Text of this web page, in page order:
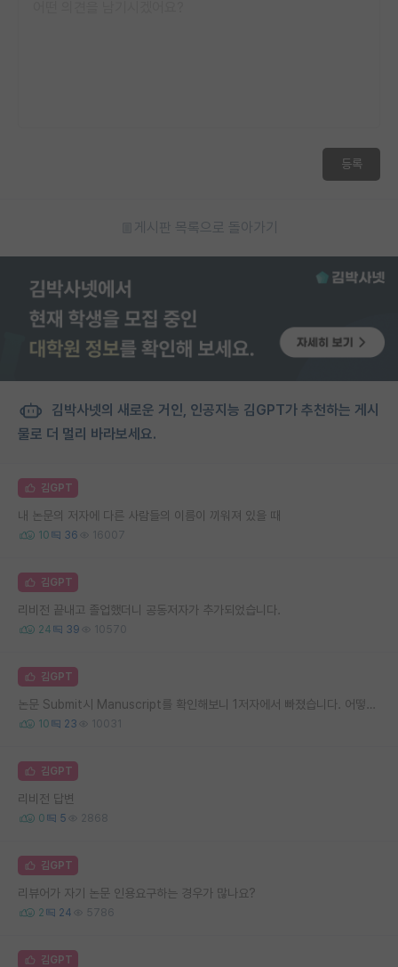
등록
게시판 목록으로 돌아가기
김박사넷의 새로운 거인, 인공지능 김GPT가 추천하는 게시
물로 더 멀리 바라보세요.
김GPT
내 논문의 저자에 다른 사람들의 이름이 끼워져 있을 때
10 36 16007
김GPT
리비전 끝내고 졸업했더니 공동저자가 추가되었습니다.
24 39 10570
김GPT
논문 Submit시 Manuscript를 확인해보니 1저자에서 빠졌습니다. 어떻게 해야 할까요?
10 23 10031
김GPT
리비전 답변
0 5 2868
김GPT
리뷰어가 자기 논문 인용요구하는 경우가 많나요?
2 24 5786
김GPT